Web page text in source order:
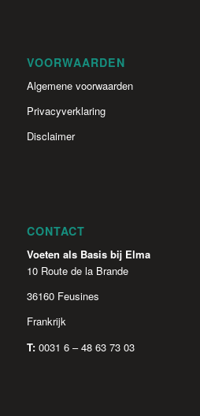
VOORWAARDEN
Algemene voorwaarden
Privacyverklaring
Disclaimer
CONTACT
Voeten als Basis bij Elma
10 Route de la Brande
36160 Feusines
Frankrijk
T:0031 6 – 48 63 73 03